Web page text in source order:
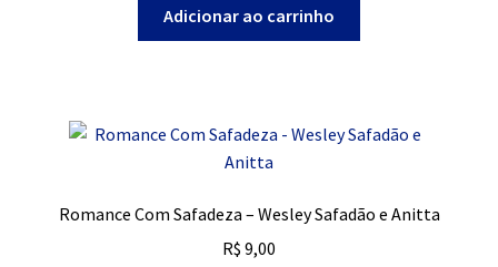
Adicionar ao carrinho
Romance Com Safadeza – Wesley Safadão e Anitta
R$ 9,00